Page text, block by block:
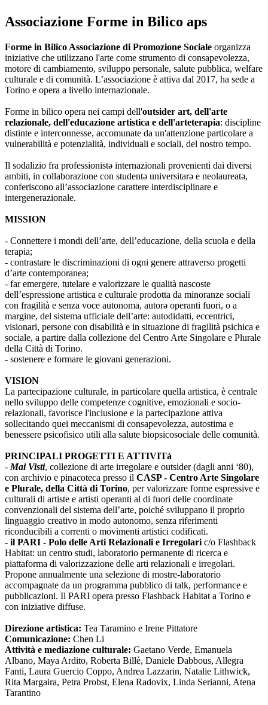
Associazione Forme in Bilico aps
Forme in Bilico Associazione di Promozione Sociale organizza
iniziative che utilizzano l'arte come strumento di consapevolezza,
motore di cambiamento, sviluppo personale, salute pubblica, welfare
culturale e di comunità. L’associazione è attiva dal 2017, ha sede a
Torino e opera a livello internazionale.
Forme in bilico opera nei campi dell'outsider art, dell'arte
relazionale, dell'educazione artistica e dell'arteterapia: discipline
distinte e interconnesse, accomunate da un'attenzione particolare a
vulnerabilità e potenzialità, individuali e sociali, del nostro tempo.
Il sodalizio fra professionistə internazionali provenienti dai diversi
ambiti, in collaborazione con studentə universitarə e neolaureatə,
conferiscono all’associazione carattere interdisciplinare e
intergenerazionale.
MISSION
- Connettere i mondi dell’arte, dell’educazione, della scuola e della
terapia;
- contrastare le discriminazioni di ogni genere attraverso progetti
d’arte contemporanea;
- far emergere, tutelare e valorizzare le qualità nascoste
dell’espressione artistica e culturale prodotta da minoranze sociali
con fragilità e senza voce autonoma, autorə operanti fuori, o a
margine, del sistema ufficiale dell’arte: autodidatti, eccentrici,
visionari, persone con disabilità e in situazione di fragilità psichica e
sociale, a partire dalla collezione del Centro Arte Singolare e Plurale
della Città di Torino.
- sostenere e formare le giovani generazioni.
VISION
La partecipazione culturale, in particolare quella artistica, è centrale
nello sviluppo delle competenze cognitive, emozionali e socio-
relazionali, favorisce l'inclusione e la partecipazione attiva
sollecitando quei meccanismi di consapevolezza, autostima e
benessere psicofisico utili alla salute biopsicosociale delle comunità.
PRINCIPALI PROGETTI E ATTIVITà
- Mai Visti, collezione di arte irregolare e outsider (dagli anni ‘80),
con archivio e pinacoteca presso il CASP - Centro Arte Singolare
e Plurale, della Città di Torino, per valorizzare forme espressive e
culturali di artiste e artisti operanti al di fuori delle coordinate
convenzionali del sistema dell’arte, poiché sviluppano il proprio
linguaggio creativo in modo autonomo, senza riferimenti
riconducibili a correnti o movimenti artistici codificati.
- il PARI - Polo delle Arti Relazionali e Irregolari c/o Flashback
Habitat: un centro studi, laboratorio permanente di ricerca e
piattaforma di valorizzazione delle arti relazionali e irregolari.
Propone annualmente una selezione di mostre-laboratorio
accompagnate da un programma pubblico di talk, performance e
pubblicazioni. Il PARI opera presso Flashback Habitat a Torino e
con iniziative diffuse.
Direzione artistica: Tea Taramino e Irene Pittatore
Comunicazione: Chen Li
Attività e mediazione culturale: Gaetano Verde, Emanuela
Albano, Maya Ardito, Roberta Billè, Daniele Dabbous, Allegra
Fanti, Laura Guercio Coppo, Andrea Lazzarin, Natalie Lithwick,
Rita Margaira, Petra Probst, Elena Radovix, Linda Serianni, Atena
Tarantino